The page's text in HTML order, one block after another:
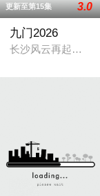
林晚媚的双重背
组成说书班子，偶
更新至第15集 3.0
九门2026
长沙风云再起之时